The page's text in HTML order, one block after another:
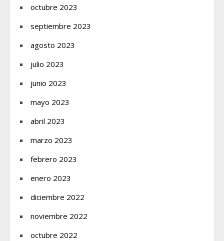
octubre 2023
septiembre 2023
agosto 2023
julio 2023
junio 2023
mayo 2023
abril 2023
marzo 2023
febrero 2023
enero 2023
diciembre 2022
noviembre 2022
octubre 2022